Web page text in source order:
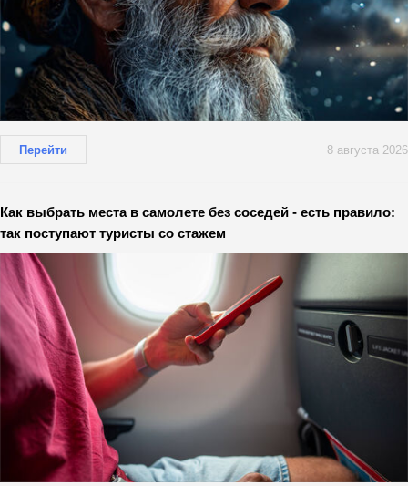
Перейти 8 августа 2026
Как выбрать места в самолете без соседей - есть правило:
так поступают туристы со стажем